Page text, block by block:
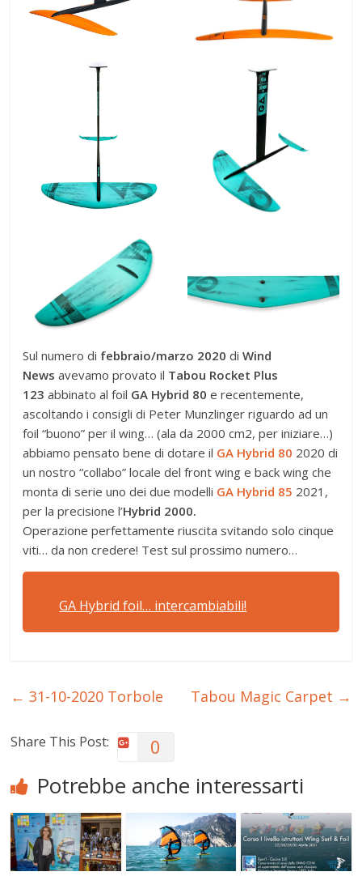
Sul numero di febbraio/marzo 2020 diWind
News avevamo provato il Tabou Rocket Plus
123 abbinato al foil GA Hybrid 80 e recentemente,
ascoltando i consigli di Peter Munzlinger riguardo ad un
foil “buono” per il wing… (ala da 2000 cm2, per iniziare…)
abbiamo pensato bene di dotare il GA Hybrid 80 2020 di
un nostro “collabo” locale del front wing e back wing che
monta di serie uno dei due modelli GA Hybrid 85 2021,
per la precisione l’Hybrid 2000.
Operazione perfettamente riuscita svitando solo cinque
viti… da non credere! Test sul prossimo numero…
GA Hybrid foil… intercambiabili!
← 31-10-2020 Torbole Tabou Magic Carpet →
Share This Post: 0
Potrebbe anche interessarti